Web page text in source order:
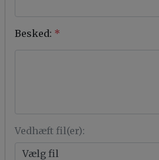
Besked: *
Vedhæft fil(er):
Vælg fil